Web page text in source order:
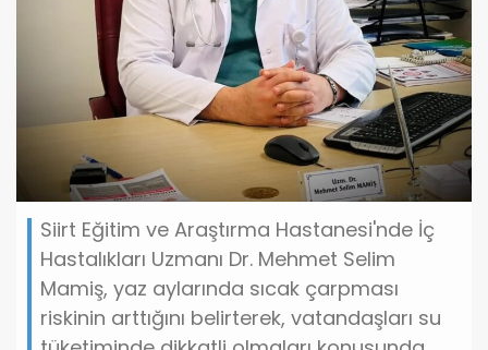
Siirt Eğitim ve Araştırma Hastanesi'nde İç
Hastalıkları Uzmanı Dr. Mehmet Selim
Mamiş, yaz aylarında sıcak çarpması
riskinin arttığını belirterek, vatandaşları su